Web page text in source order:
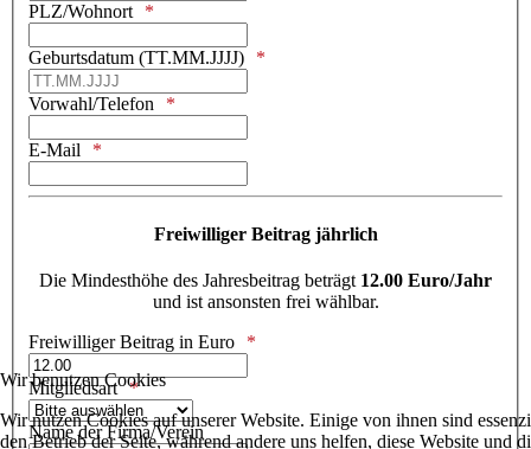
PLZ/Wohnort
Geburtsdatum (TT.MM.JJJJ)
Vorwahl/Telefon
E-Mail
Freiwilliger Beitrag jährlich
Die Mindesthöhe des Jahresbeitrag beträgt 12.00 Euro/Jahr
und ist ansonsten frei wählbar.
Freiwilliger Beitrag in Euro
Mitgliedsart
Name der Firma/Verein
Wir benutzen Cookies
Wir nutzen Cookies auf unserer Website. Einige von ihnen sind
den Betrieb der Seite, während andere uns helfen, diese Website und